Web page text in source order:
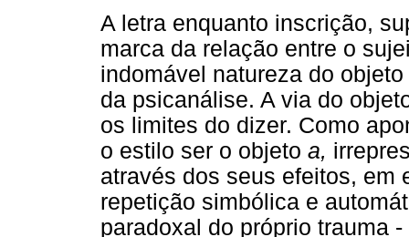
A letra enquanto inscrição,
marca da relação entre o
indomável natureza do objeto
da psicanálise. A via do
os limites do dizer. Como
o estilo ser o objeto a,
através dos seus efeitos, em
repetição simbólica e
paradoxal do próprio trauma